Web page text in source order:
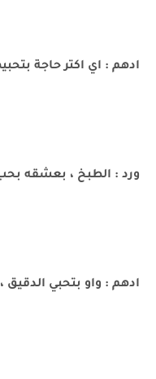
ادهم : اي اكتر حاجة
ورد : الطبخ ، بعشقه
ادهم : واو بتحبي الدقيق